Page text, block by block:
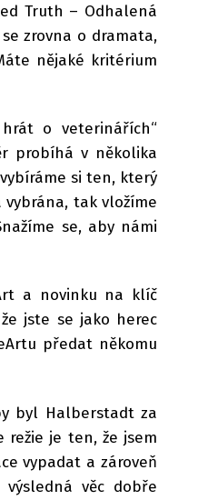
Truth – Odhalená
zrovna o dramata,
nějaké kritérium
o veterinářích“
probíhá v několika
si ten, který
tak vložíme
se, aby námi
a novinku na klíč
jste se jako herec
předat někomu
byl Halberstadt za
režie je ten, že jsem
vypadat a zároveň
věc dobře